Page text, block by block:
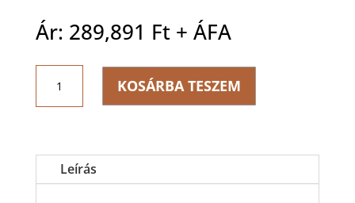
Ár: 289,891 Ft + ÁFA
WB2.1500W
Munkaasztal
KOSÁRBA TESZEM
Leírás